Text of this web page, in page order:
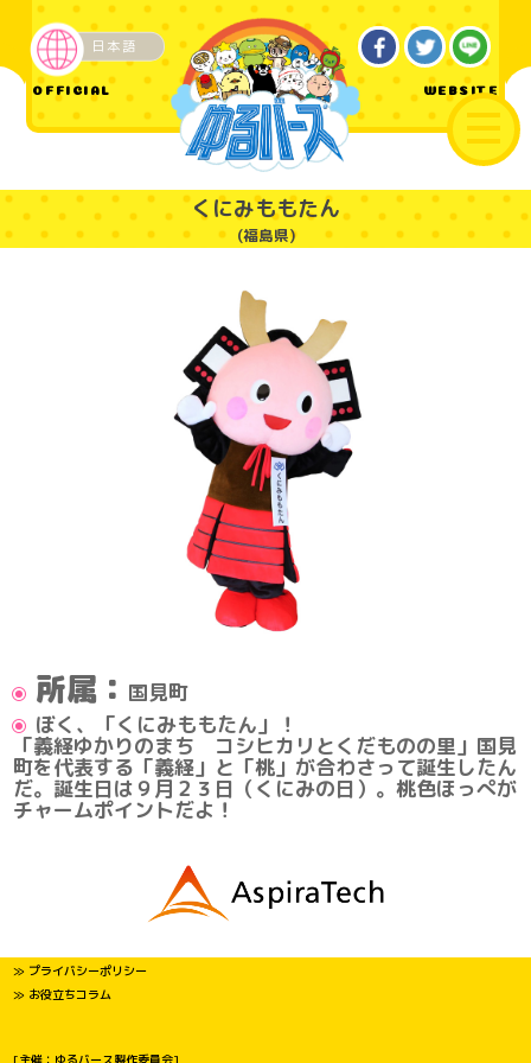
OFFICIAL WEBSITE
日本語
ご当地
くにみももたん
(福島県)
所属： 国見町
ぼく、「くにみももたん」！
「義経ゆかりのまち コシヒカリとくだものの里」国見
町を代表する「義経」と「桃」が合わさって誕生したん
だ。誕生日は９月２３日（くにみの日）。桃色ほっぺが
チャームポイントだよ！
≫ プライバシーポリシー
≫ お役立ちコラム
[主催：ゆるバース製作委員会]